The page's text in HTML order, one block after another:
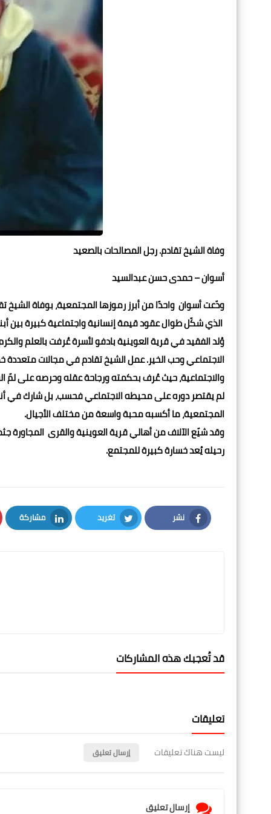
وفاة الشيخ تقادم. رجل المصالحات بالصعيد
أسوان – حمدى حسن عبدالسيد
ودّعت أسوان واحدًا من أبرز رموزها المجتمعية، بوفاة
الذي شكّل طوال عقود قيمة إنسانية واجتماعية كبيرة بين
وُلد الفقيد في قرية العوينية بادفو لأسرة عُرفت بالعلم
الاجتماعي وحب الخير. عمل الشيخ تقادم في مجالات متعددة
والاجتماعية، حيث عُرف بحكمته ورجاحة عقله وحرصه على لمّ
لم يقتصر دوره على محيطه الاجتماعي فحسب، بل شارك في
المجتمعية، ما أكسبه محبة واسعة من مختلف الأجيال.
وقد شيّع الآلاف من أهالي قرية العوينية والقرى المجاورة
رحيله يُعد خسارة كبيرة للمجتمع.
نشر
Facebook
تغريد
Twitter
مشاركة
LinkedIn
قد تُعجبك هذه المشاركات
تعليقات
ليست هناك تعليقات إرسال تعليق
إرسال تعليق